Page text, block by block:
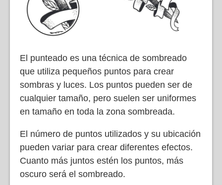
El punteado es una técnica de sombreado
que utiliza pequeños puntos para crear
sombras y luces. Los puntos pueden ser de
cualquier tamaño, pero suelen ser uniformes
en tamaño en toda la zona sombreada.
El número de puntos utilizados y su ubicación
pueden variar para crear diferentes efectos.
Cuanto más juntos estén los puntos, más
oscuro será el sombreado.